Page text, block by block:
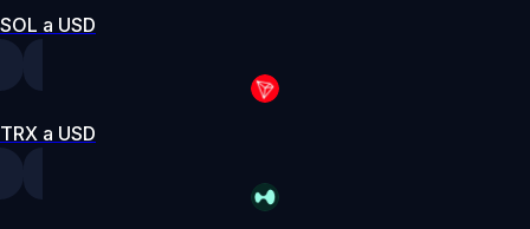
SOL a USD
TRX a USD